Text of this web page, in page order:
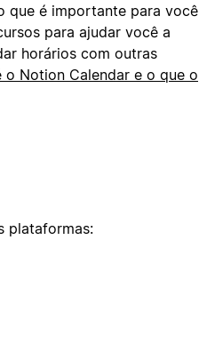
que é importante para você
para ajudar você a
horários com outras
o Notion Calendar e o que o
plataformas: